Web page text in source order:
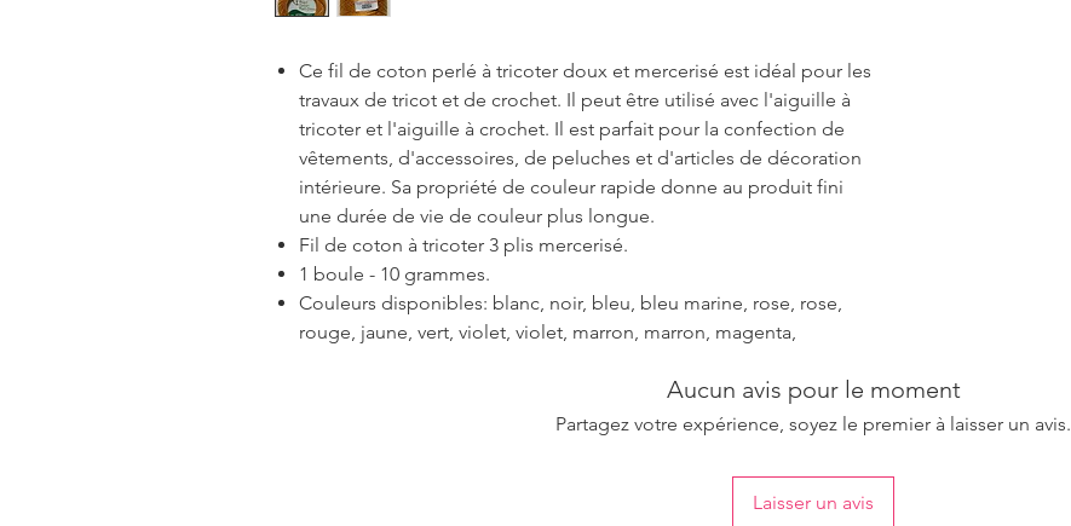
Ce fil de coton perlé à tricoter doux et mercerisé est idéal pour les
travaux de tricot et de crochet. Il peut être utilisé avec l'aiguille à
tricoter et l'aiguille à crochet. Il est parfait pour la confection de
vêtements, d'accessoires, de peluches et d'articles de décoration
intérieure. Sa propriété de couleur rapide donne au produit fini
une durée de vie de couleur plus longue.
Fil de coton à tricoter 3 plis mercerisé.
1 boule - 10 grammes.
Couleurs disponibles: blanc, noir, bleu, bleu marine, rose, rose,
rouge, jaune, vert, violet, violet, marron, marron, magenta,
Aucun avis pour le moment
Partagez votre expérience, soyez le premier à laisser un avis.
Laisser un avis